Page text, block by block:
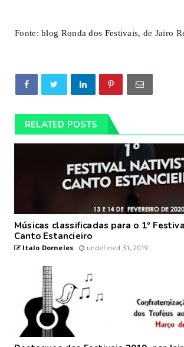
Fonte:blog Ronda dos Festivais, de Jairo
RELATED POSTS
Músicas classificadas para o 1º
Canto Estancieiro
Italo Dorneles undefined 31, 2019